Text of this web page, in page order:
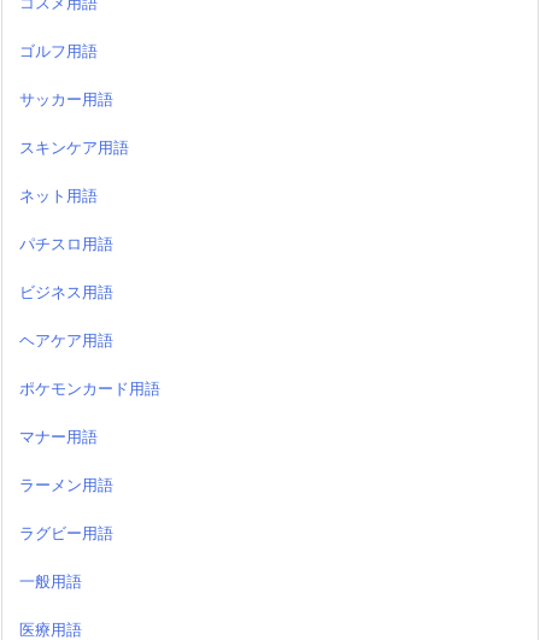
ゴルフ用語
サッカー用語
スキンケア用語
ネット用語
パチスロ用語
ビジネス用語
ヘアケア用語
ポケモンカード用語
マナー用語
ラーメン用語
ラグビー用語
一般用語
医療用語